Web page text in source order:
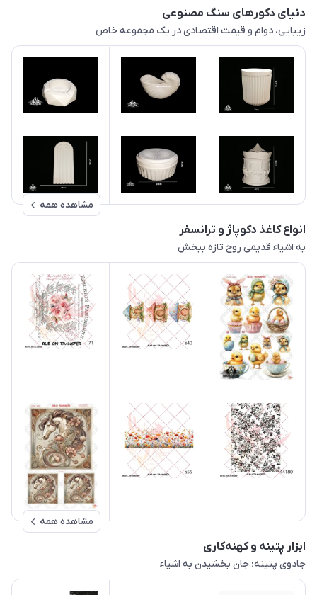
دنیای دکورهای سنگ مصنوعی
زیبایی، دوام و قیمت اقتصادی در یک مجموعه خاص
مشاهده همه
انواع کاغذ دکوپاژ و ترانسفر
به اشیاء قدیمی روح تازه ببخش
مشاهده همه
ابزار پتینه و کهنه‌کاری
جادوی پتینه؛ جان بخشیدن به اشیاء